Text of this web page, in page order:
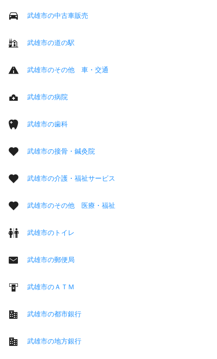
武雄市の中古車販売
武雄市の道の駅
武雄市のその他 車・交通
武雄市の病院
武雄市の歯科
武雄市の接骨・鍼灸院
武雄市の介護・福祉サービス
武雄市のその他 医療・福祉
武雄市のトイレ
武雄市の郵便局
武雄市のＡＴＭ
武雄市の都市銀行
武雄市の地方銀行